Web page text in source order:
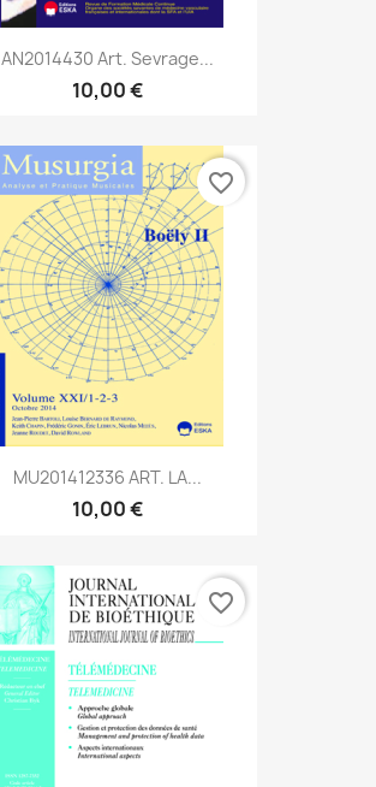
AN2014430 Art. Sevrage...
10,00 €
MU201412336 ART. LA...
10,00 €
favorite_border
favorite_border